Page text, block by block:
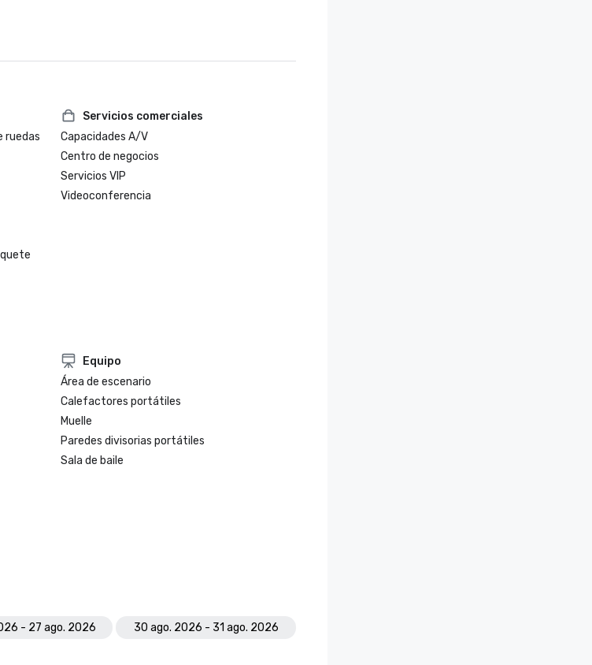
ruedas
Servicios comerciales
Capacidades A/V
Centro de negocios
Servicios VIP
Videoconferencia
Equipo
Área de escenario
Calefactores portátiles
Muelle
Paredes divisorias portátiles
Sala de baile
- 27 ago. 2026
30 ago. 2026 - 31 ago. 2026